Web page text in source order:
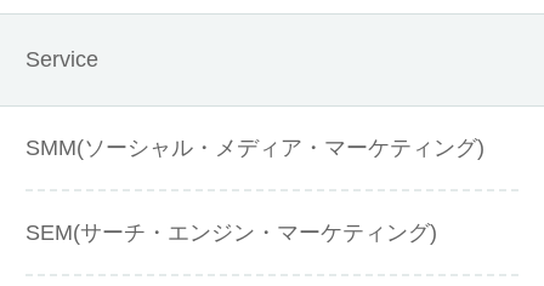
Service
SMM(ソーシャル・メディア・マーケティング)
SEM(サーチ・エンジン・マーケティング)